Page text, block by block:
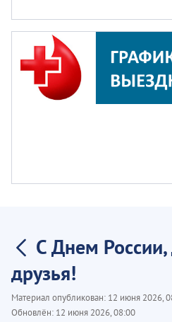
С Днем России,
друзья!
Материал опубликован: 12 июня 2026,
Обновлён: 12 июня 2026, 08:00